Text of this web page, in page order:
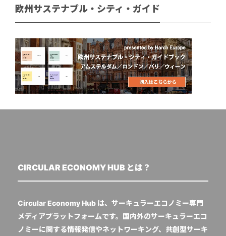
欧州サステナブル・シティ・ガイド
CIRCULAR ECONOMY HUB とは？
Circular Economy Hub は、サーキュラーエコノミー専門
メディアプラットフォームです。国内外のサーキュラーエコ
ノミーに関する情報発信やネットワーキング、共創型サーキ